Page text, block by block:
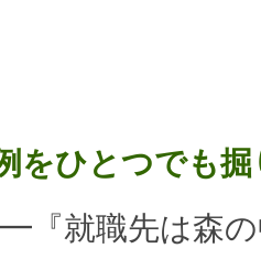
をひとつでも
就職先は森の